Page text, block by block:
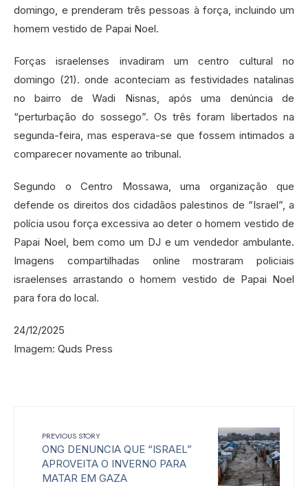
domingo, e prenderam três pessoas à força, incluindo um
homem vestido de Papai Noel.
Forças israelenses invadiram um centro cultural no
domingo (21). onde aconteciam as festividades natalinas
no bairro de Wadi Nisnas, após uma denúncia de
“perturbação do sossego”. Os três foram libertados na
segunda-feira, mas esperava-se que fossem intimados a
comparecer novamente ao tribunal.
Segundo o Centro Mossawa, uma organização que
defende os direitos dos cidadãos palestinos de “Israel”, a
polícia usou força excessiva ao deter o homem vestido de
Papai Noel, bem como um DJ e um vendedor ambulante.
Imagens compartilhadas online mostraram policiais
israelenses arrastando o homem vestido de Papai Noel
para fora do local.
24/12/2025
Imagem: Quds Press
PREVIOUS STORY
ONG DENUNCIA QUE “ISRAEL”
APROVEITA O INVERNO PARA
MATAR EM GAZA